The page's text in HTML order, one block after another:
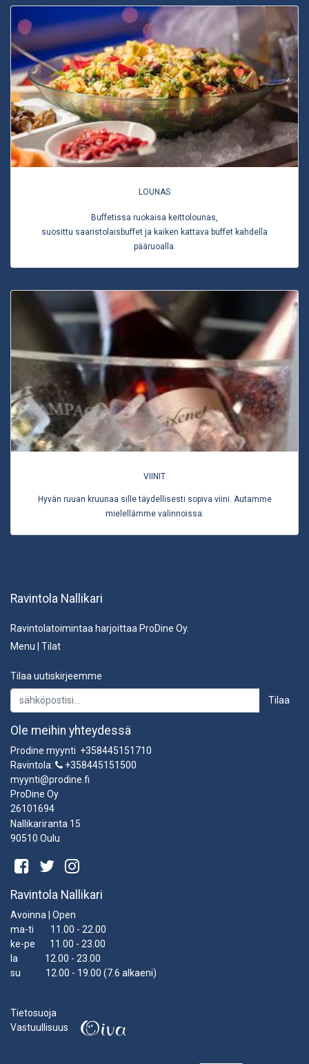
LOUNAS
Buffetissa ruokaisa keittolounas,
suosittu saaristolaisbuffet ja kaiken kattava buffet kahdella
pääruoalla.
VIINIT
Hyvän ruuan kruunaa sille täydellisesti sopiva viini. Autamme
mielellämme valinnoissa.
Ravintola Nallikari
Ravintolatoimintaa harjoittaa ProDine Oy.
Menu
Tilat
Tilaa uutiskirjeemme
Tilaa
Ole meihin yhteydessä
Prodine myynti +358445151710
Ravintola:
+358445151500
myynti@prodine.fi
ProDine Oy
26101694
Nallikariranta 15
90510 Oulu
Ravintola Nallikari
Avoinna | Open
ma-ti 11.00 - 22.00
ke-pe 11.00 - 23.00
la 12.00 - 23.00
su 12.00 - 19.00 (7.6 alkaeni)
Tietosuoja
Vastuullisuus